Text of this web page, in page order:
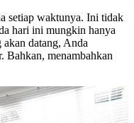
setiap waktunya. Ini tidak
hari ini mungkin hanya
akan datang, Anda
Bahkan, menambahkan